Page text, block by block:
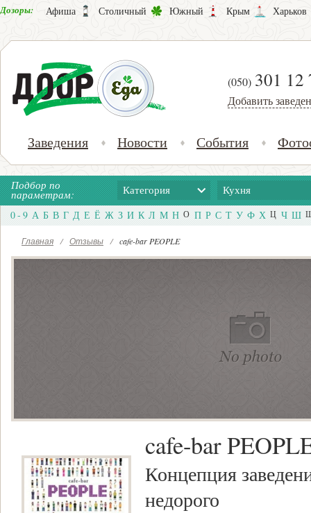
Дозоры: Афиша Столичный Южный Крым Харьков
(050) 301 12
Добавить
Заведения Новости События
Подбор по
параметрам: Категория Кухня
0 - 9 А Б В Г Д Е Ё Ж З И К Л М Н О П Р С Т У Ф Х Ц Ч Ш
Главная / Отзывы / cafe-bar PEOPLE
cafe-bar
Концепция
недорого